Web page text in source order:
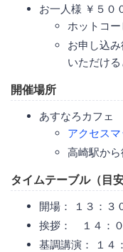
お一人様 ￥５０
ホットコー
お申し込
いただけ
開催場所
あすなろカフェ
アクセス
高崎駅から
タイムテーブル（目安
開場： １３：３
挨拶： １４：
基調講演： １４